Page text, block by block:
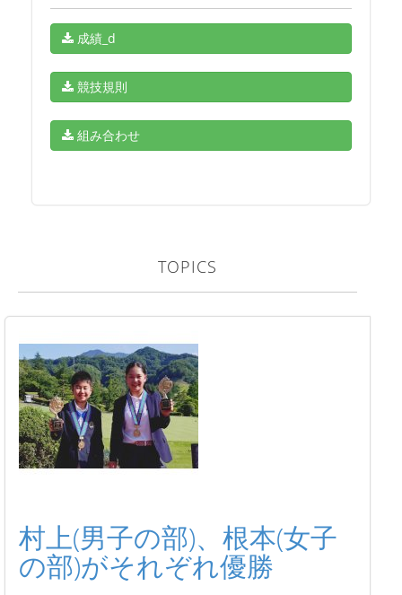
成績_d
競技規則
組み合わせ
TOPICS
村上(男子の部)、根本(女子
の部)がそれぞれ優勝